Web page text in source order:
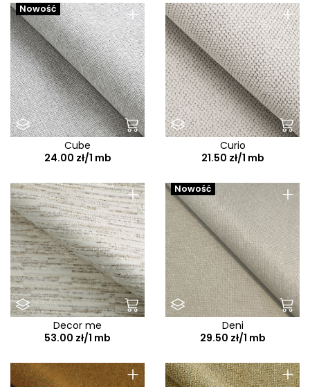
+
Nowość
Cube
24.00 zł/1 mb
+
Curio
21.50 zł/1 mb
+
Decor me
53.00 zł/1 mb
+
Nowość
Deni
29.50 zł/1 mb
+ +